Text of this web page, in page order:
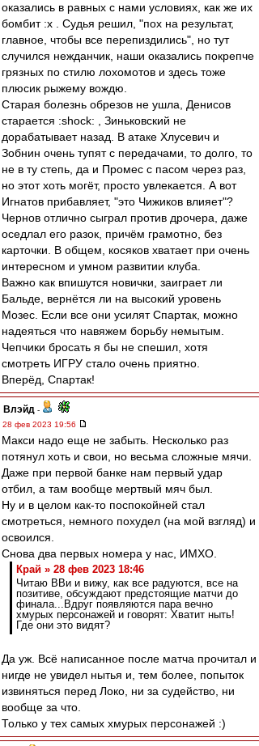
оказались в равных с нами условиях, как же их
бомбит :x . Судья решил, "пох на результат,
главное, чтобы все перепиздились", но тут
случился нежданчик, наши оказались покрепче
грязных по стилю лохомотов и здесь тоже
плюсик рыжему вождю.
Старая болезнь обрезов не ушла, Денисов
старается :shock: , Зиньковский не
дорабатывает назад. В атаке Хлусевич и
Зобнин очень тупят с передачами, то долго, то
не в ту степь, да и Промес с пасом через раз,
но этот хоть могёт, просто увлекается. А вот
Игнатов прибавляет, "это Чижиков влияет"?
Чернов отлично сыграл против дрочера, даже
оседлал его разок, причём грамотно, без
карточки. В общем, косяков хватает при очень
интересном и умном развитии клуба.
Важно как впишутся новички, заиграет ли
Бальде, вернётся ли на высокий уровень
Мозес. Если все они усилят Спартак, можно
надеяться что навяжем борьбу немытым.
Чепчики бросать я бы не спешил, хотя
смотреть ИГРУ стало очень приятно.
Вперёд, Спартак!
Влэйд -
28 фев 2023 19:56
Макси надо еще не забыть. Несколько раз
потянул хоть и свои, но весьма сложные мячи.
Даже при первой банке нам первый удар
отбил, а там вообще мертвый мяч был.
Ну и в целом как-то поспокойней стал
смотреться, немного похудел (на мой взгляд) и
освоился.
Снова два первых номера у нас, ИМХО.
Край » 28 фев 2023 18:46
Читаю ВВи и вижу, как все радуются, все на
позитиве, обсуждают предстоящие матчи до
финала...Вдруг появляются пара вечно
хмурых персонажей и говорят: Хватит ныть!
Где они это видят?
Да уж. Всё написанное после матча прочитал и
нигде не увидел нытья и, тем более, попыток
извиняться перед Локо, ни за судейство, ни
вообще за что.
Только у тех самых хмурых персонажей :)